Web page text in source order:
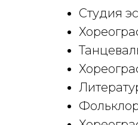
Студия